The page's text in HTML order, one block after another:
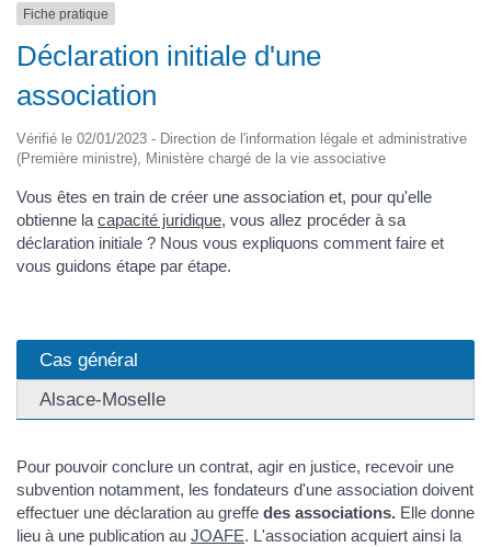
Fiche pratique
Déclaration initiale d'une
association
Vérifié le 02/01/2023 - Direction de l'information légale et administrative
(Première ministre), Ministère chargé de la vie associative
Vous êtes en train de créer une association et, pour qu'elle
obtienne la capacité juridique, vous allez procéder à sa
déclaration initiale ? Nous vous expliquons comment faire et
vous guidons étape par étape.
Cas général
Alsace-Moselle
Pour pouvoir conclure un contrat, agir en justice, recevoir une
subvention notamment, les fondateurs d'une association doivent
effectuer une déclaration au greffe des associations. Elle donne
lieu à une publication au JOAFE. L'association acquiert ainsi la